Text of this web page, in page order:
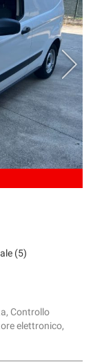
(5)
Controllo
elettronico,